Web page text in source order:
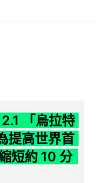
「烏拉特
提高世界首
短約 10 分